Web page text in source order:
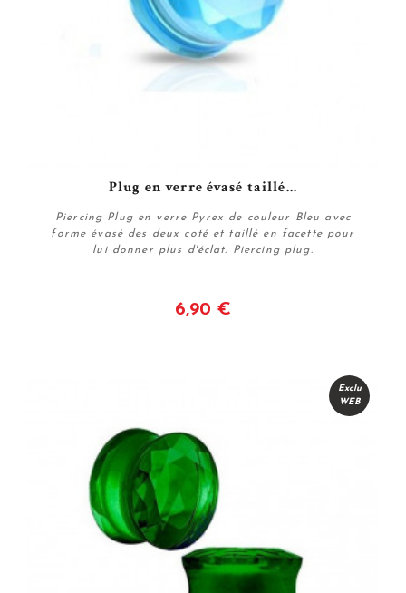
Plug en verre évasé taillé...
Piercing Plug en verre Pyrex de couleur Bleu avec
forme évasé des deux coté et taillé en facette pour
lui donner plus d'éclat. Piercing plug.
6,90 €
Exclu
WEB